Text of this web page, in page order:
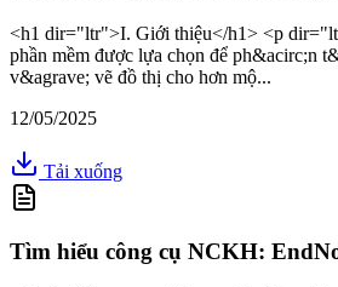
<h1 dir="ltr">I. Giới thiệu</h1> <p
phần mềm được lựa chọn để ph&acirc;n
v&agrave; vẽ đồ thị cho hơn mộ...
12/05/2025
Tải xuống
Tìm hiểu công cụ NCKH: